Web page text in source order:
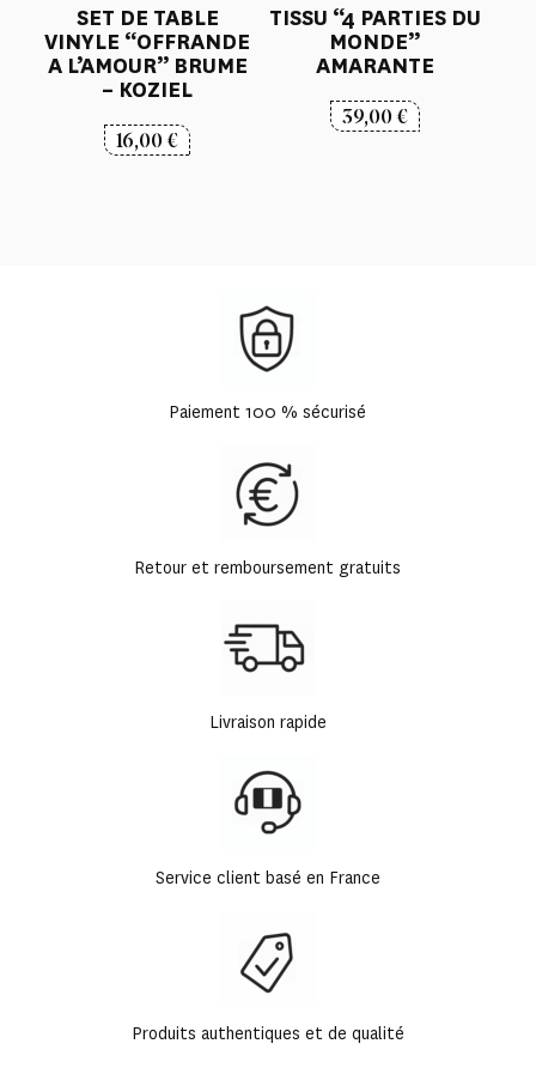
SET DE TABLE
VINYLE “OFFRANDE
A L’AMOUR” BRUME
– KOZIEL
16,00€
TISSU “4 PARTIES DU
MONDE”
AMARANTE
39,00€
Paiement 100 % sécurisé
Retour et remboursement gratuits
Livraison rapide
Service client basé en France
Produits authentiques et de qualité